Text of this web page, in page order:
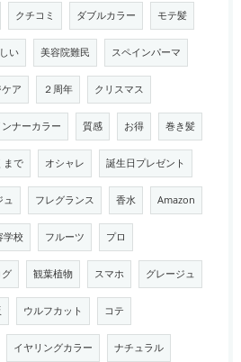
クチコミ ダブルカラー モテ髪
い 美容院難民 スペインパーマ
ア ２周年 クリスマス
ンナーカラー 質感 お得 巻き髪
まで オシャレ 誕生日プレゼント
ュ フレグランス 香水 Amazon
学校 フルーツ プロ
観葉植物 スマホ グレージュ
ウルフカット コテ
イヤリングカラー ナチュラル